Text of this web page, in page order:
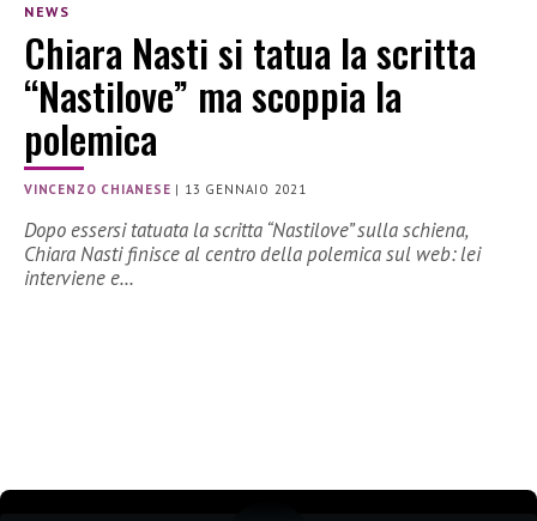
NEWS
Chiara Nasti si tatua la scritta
“Nastilove” ma scoppia la
polemica
VINCENZO CHIANESE | 13 GENNAIO 2021
Dopo essersi tatuata la scritta “Nastilove” sulla schiena,
Chiara Nasti finisce al centro della polemica sul web: lei
interviene e…